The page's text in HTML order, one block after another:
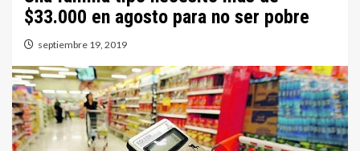
$33.000 en agosto para no ser pobre
septiembre 19, 2019